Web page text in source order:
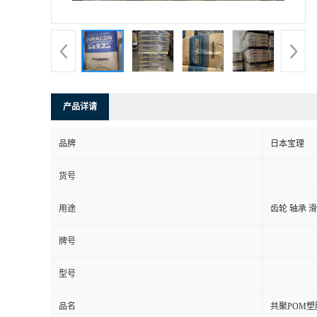
产品详请
品牌 日本宝理
货号
用途 齿轮 轴承
牌号
型号
品名 共聚POM塑